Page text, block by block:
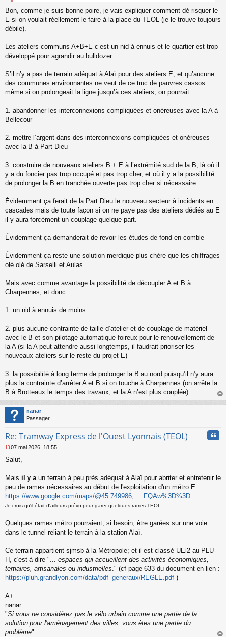
Bon, comme je suis bonne poire, je vais expliquer comment dé-risquer le
E si on voulait réellement le faire à la place du TEOL (je le trouve toujours
débile).
Les ateliers communs A+B+E c’est un nid à ennuis et le quartier est trop
développé pour agrandir au bulldozer.
S’il n’y a pas de terrain adéquat à Alaï pour des ateliers E, et qu’aucune
des communes environnantes ne veut de ce truc de pauvres cassos
même si on prolongeait la ligne jusqu’à ces ateliers, on pourrait :
1. abandonner les interconnexions compliquées et onéreuses avec la A à
Bellecour
2. mettre l’argent dans des interconnexions compliquées et onéreuses
avec la B à Part Dieu
3. construire de nouveaux ateliers B + E à l’extrémité sud de la B, là où il
y a du foncier pas trop occupé et pas trop cher, et où il y a la possibilité
de prolonger la B en tranchée ouverte pas trop cher si nécessaire.
Évidemment ça ferait de la Part Dieu le nouveau secteur à incidents en
cascades mais de toute façon si on ne paye pas des ateliers dédiés au E
il y aura forcément un couplage quelque part.
Évidemment ça demanderait de revoir les études de fond en comble
Évidemment ça reste une solution merdique plus chère que les chiffrages
olé olé de Sarselli et Aulas
Mais avec comme avantage la possibilité de découpler A et B à
Charpennes, et donc :
1. un nid à ennuis de moins
2. plus aucune contrainte de taille d’atelier et de couplage de matériel
avec le B et son pilotage automatique foireux pour le renouvellement de
la A (si la A peut attendre aussi longtemps, il faudrait prioriser les
nouveaux ateliers sur le reste du projet E)
3. la possibilité à long terme de prolonger la B au nord puisqu’il n’y aura
plus la contrainte d’arrêter A et B si on touche à Charpennes (on arrête la
B à Brotteaux le temps des travaux, et la A n’est plus couplée)
au
nanar
Passager
Re: Tramway Express de l'Ouest Lyonnais (TEOL)
e
s
g
e
n
n
u
07 mai 2026, 18:55
Salut,
Mais il y aun terrain à peu près adéquat à Alaï pour abriter et entretenir le
peu de rames nécessaires au début de l'exploitation d'un métro E :
https://www.google.com/maps/@45.749986, ... FQAw%3D%3D
Je crois qu'il était d'ailleurs prévu pour garer quelques rames TEOL
Quelques rames métro pourraient, si besoin, être garées sur une voie
dans le tunnel reliant le terrain à la station Alaï.
Ce terrain appartient sjmsb à la Métropole; et il est classé UEi2 au PLU-
H, c'est à dire "... espaces qui accueillent des activités économiques,
tertiaires, artisanales ou industrielles." (cf page 633 du document en lien :
https://pluh.grandlyon.com/data/pdf_generaux/REGLE.pdf )
A+
nanar
"Si vous ne considérez pas le vélo urbain comme une partie de la
solution pour l'aménagement des villes, vous êtes une partie du
problème"